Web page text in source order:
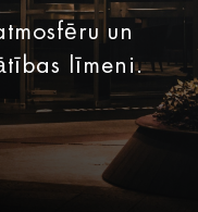
un
līmeni.